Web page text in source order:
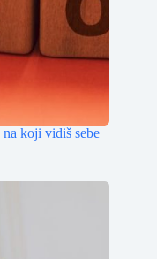
koji vidiš sebe